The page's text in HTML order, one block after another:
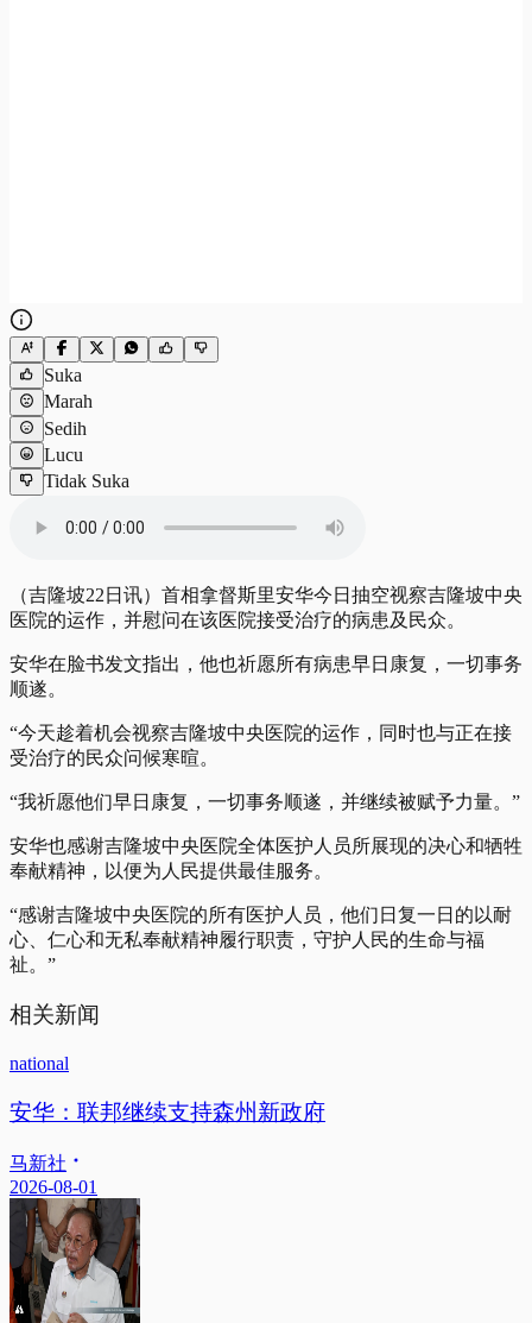
Suka
Marah
Sedih
Lucu
Tidak Suka
（吉隆坡22日讯）首相拿督斯里安华今日抽空视察吉隆坡中央
医院的运作，并慰问在该医院接受治疗的病患及民众。
安华在脸书发文指出，他也祈愿所有病患早日康复，一切事务
顺遂。
“今天趁着机会视察吉隆坡中央医院的运作，同时也与正在接
受治疗的民众问候寒暄。
“我祈愿他们早日康复，一切事务顺遂，并继续被赋予力量。”
安华也感谢吉隆坡中央医院全体医护人员所展现的决心和牺牲
奉献精神，以便为人民提供最佳服务。
“感谢吉隆坡中央医院的所有医护人员，他们日复一日的以耐
心、仁心和无私奉献精神履行职责，守护人民的生命与福
祉。”
相关新闻
national
安华：联邦继续支持森州新政府
马新社
2026-08-01